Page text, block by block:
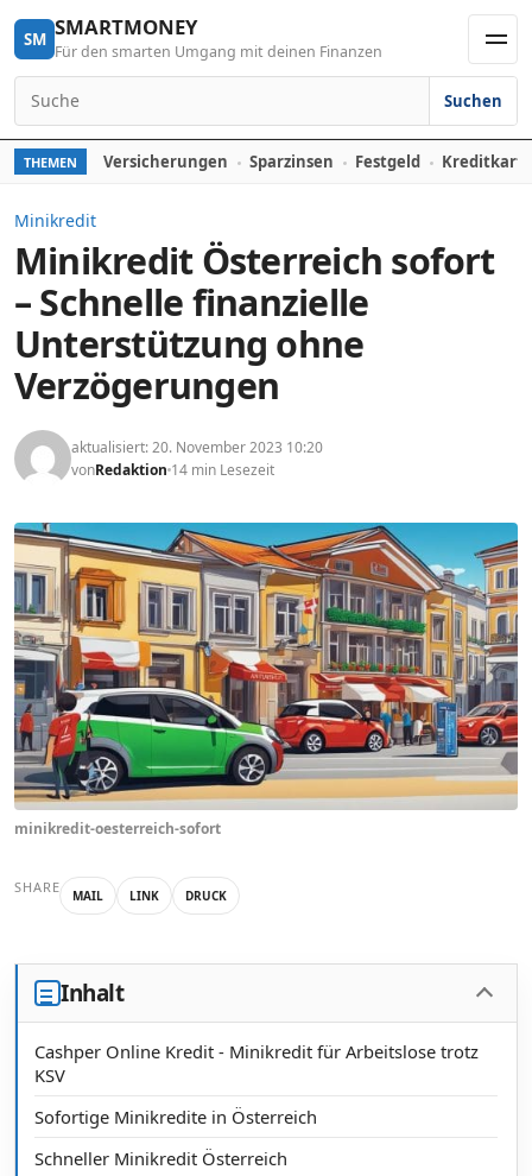
Skip to content
SM SMARTMONEY
Für den smarten Umgang mit deinen Finanzen
Search for:
Suchen
THEMEN Versicherungen Sparzinsen Festgeld
Minikredit
Minikredit Österreich sofort
– Schnelle finanzielle
Unterstützung ohne
Verzögerungen
aktualisiert: 20. November 2023 10:20
vonRedaktion 14 min Lesezeit
minikredit-oesterreich-sofort
SHARE MAIL LINK DRUCK
Inhalt
Cashper Online Kredit - Minikredit für Arbeitslose trotz
KSV
Sofortige Minikredite in Österreich
Schneller Minikredit Österreich